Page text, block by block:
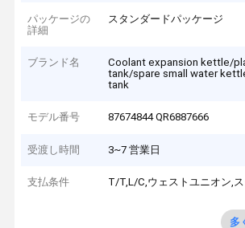
パッケージの
詳細
スタンダードパッケージ
ブランド名
Coolant expansion kettle/
tank/spare small water
tank
モデル番号 87674844 QR6887666
受渡し時間 3~7 営業日
支払条件 T/T,L/C,ウェストユニオン,
多